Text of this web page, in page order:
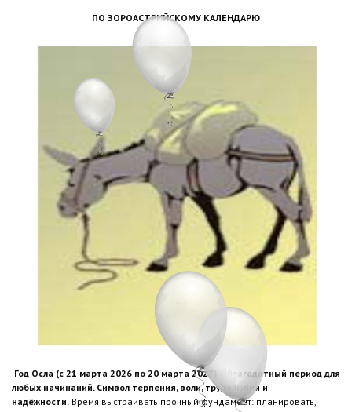
ПО ЗОРОАСТРИЙСКОМУ КАЛЕНДАРЮ
Год Осла (с 21 марта 2026 по 20 марта 2027) — благодатный период для
любых начинаний. Символ терпения, воли, трудолюбия и
надёжности. Время выстраивать прочный фундамент: планировать,